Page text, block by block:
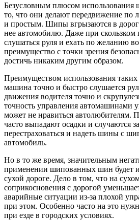
Безусловным плюсом
то, что они делают передвижение по
и простым. Шипы вгрызаются в
нее автомобилю. Даже при
слушаться руля и ехать по желанию
преимущество с точки зрения
достичь никаким другим образом.
Преимуществом использования
машина точно и быстро слушается
движения водителя точно и
точность управления автомашинами
может не нравиться автолюбителям.
часто выпадают осадки и случаются
перестраховаться и надеть шины с
автомобиль.
Но в то же время, значительным
применении шипованных шин будет
сухой дороге. Дело в том, что на
соприкосновения с дорогой
аварийные ситуации из-за плохой
при этом. Особенно часто на это
при езде в городских условиях.